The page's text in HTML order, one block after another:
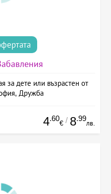
за дете или възрастен от
Дружба
4.60
€ / 8.99
лв.